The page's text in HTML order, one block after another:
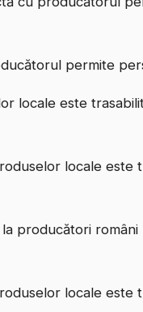
permite
locale este
locale
producători
locale